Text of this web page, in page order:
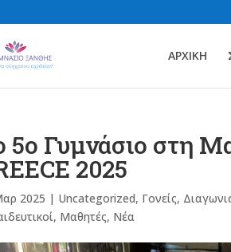
ΑΡΧΙΚΗ
5ο Γυμνάσιο στη
2025
2025 | Uncategorized, Γονείς,
, Μαθητές, Νέα